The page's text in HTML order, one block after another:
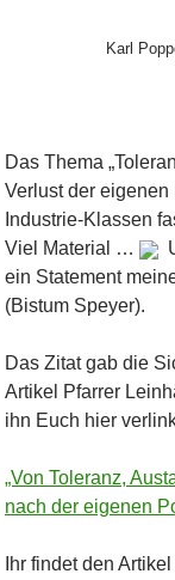
Karl
Das Thema
Verlust der
Industrie-Klassen
Viel Material …
ein Statement
(Bistum Speyer).
Das Zitat gab die
Artikel Pfarrer
ihn Euch hier
„Von Toleranz,
nach der eigenen
Ihr findet den